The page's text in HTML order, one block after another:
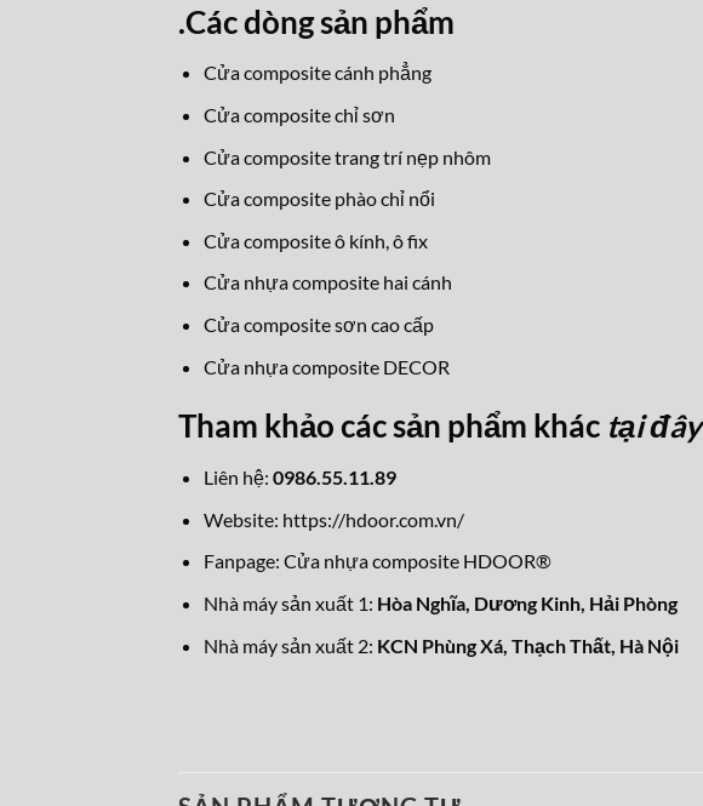
.Các dòng sản phẩm
Cửa composite cánh phẳng
Cửa composite chỉ sơn
Cửa composite trang trí nẹp nhôm
Cửa composite phào chỉ nổi
Cửa composite ô kính, ô fix
Cửa nhựa composite hai cánh
Cửa composite sơn cao cấp
Cửa nhựa composite DECOR
Tham khảo các sản phẩm khác tại đây
Liên hệ: 0986.55.11.89
Website: https://hdoor.com.vn/
Fanpage: Cửa nhựa composite HDOOR®
Nhà máy sản xuất 1: Hòa Nghĩa, Dương Kinh, Hải Phòng
Nhà máy sản xuất 2: KCN Phùng Xá, Thạch Thất, Hà Nội